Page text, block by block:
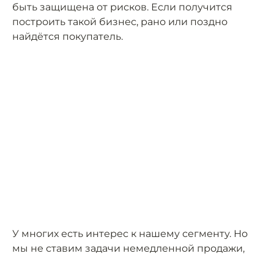
быть защищена от рисков. Если получится
построить такой бизнес, рано или поздно
найдётся покупатель.
У многих есть интерес к нашему сегменту. Но
мы не ставим задачи немедленной продажи,